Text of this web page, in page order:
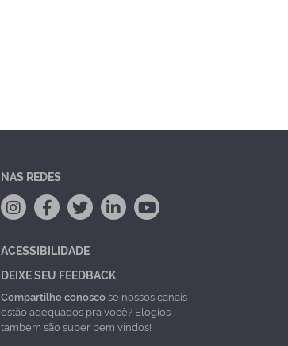
NAS REDES
ACESSIBILIDADE
DEIXE SEU FEEDBACK
Compartilhe conoscose nossos canais
estão adequados pra você? Elogios
também são super bem vindos!